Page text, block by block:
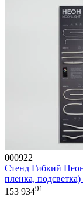
000922
Стенд Гибкий
пленка,
153 93491